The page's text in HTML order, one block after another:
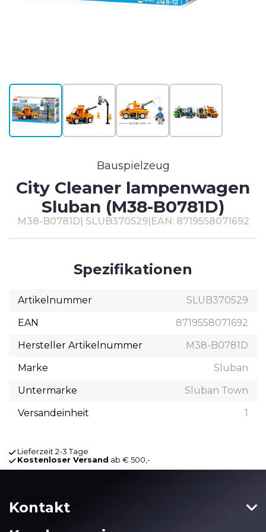
Bauspielzeug
City Cleaner lampenwagen
Sluban (M38-B0781D)
M38-B0781D| SLUB370529|EAN: 8719558071692
Spezifikationen
Artikelnummer
SLUB370529
EAN
8719558071692
Hersteller Artikelnummer
M38-B0781D
Marke
Sluban
Untermarke
Sluban Town
Versandeinheit
1
Lieferzeit 2-3 Tage
Kostenloser Versand ab € 500,-
Kontakt